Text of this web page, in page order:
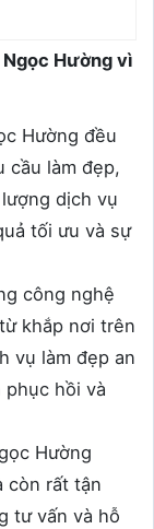
Hường vì
Hường đều
cầu làm đẹp,
dịch vụ
tối ưu và sự
công nghệ
khắp nơi trên
vụ làm đẹp an
hồi và
Hường
còn rất tận
tư vấn và hỗ